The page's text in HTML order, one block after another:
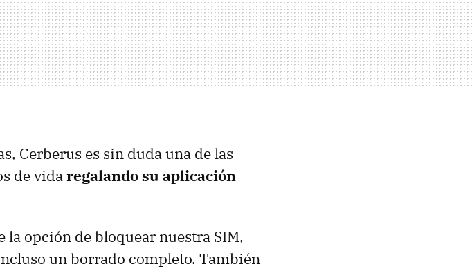
Cerberus es sin duda una de las
de vidaregalando su aplicación
la opción de bloquear nuestra SIM,
un borrado completo. También